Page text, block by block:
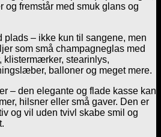
og fremstår med smuk glans og
plads – ikke kun til sangene, men
som små champagneglas med
klistermærker, stearinlys,
balloner og meget mere.
– den elegante og flade kasse kan
hilsner eller små gaver. Den er
og vil uden tvivl skabe smil og